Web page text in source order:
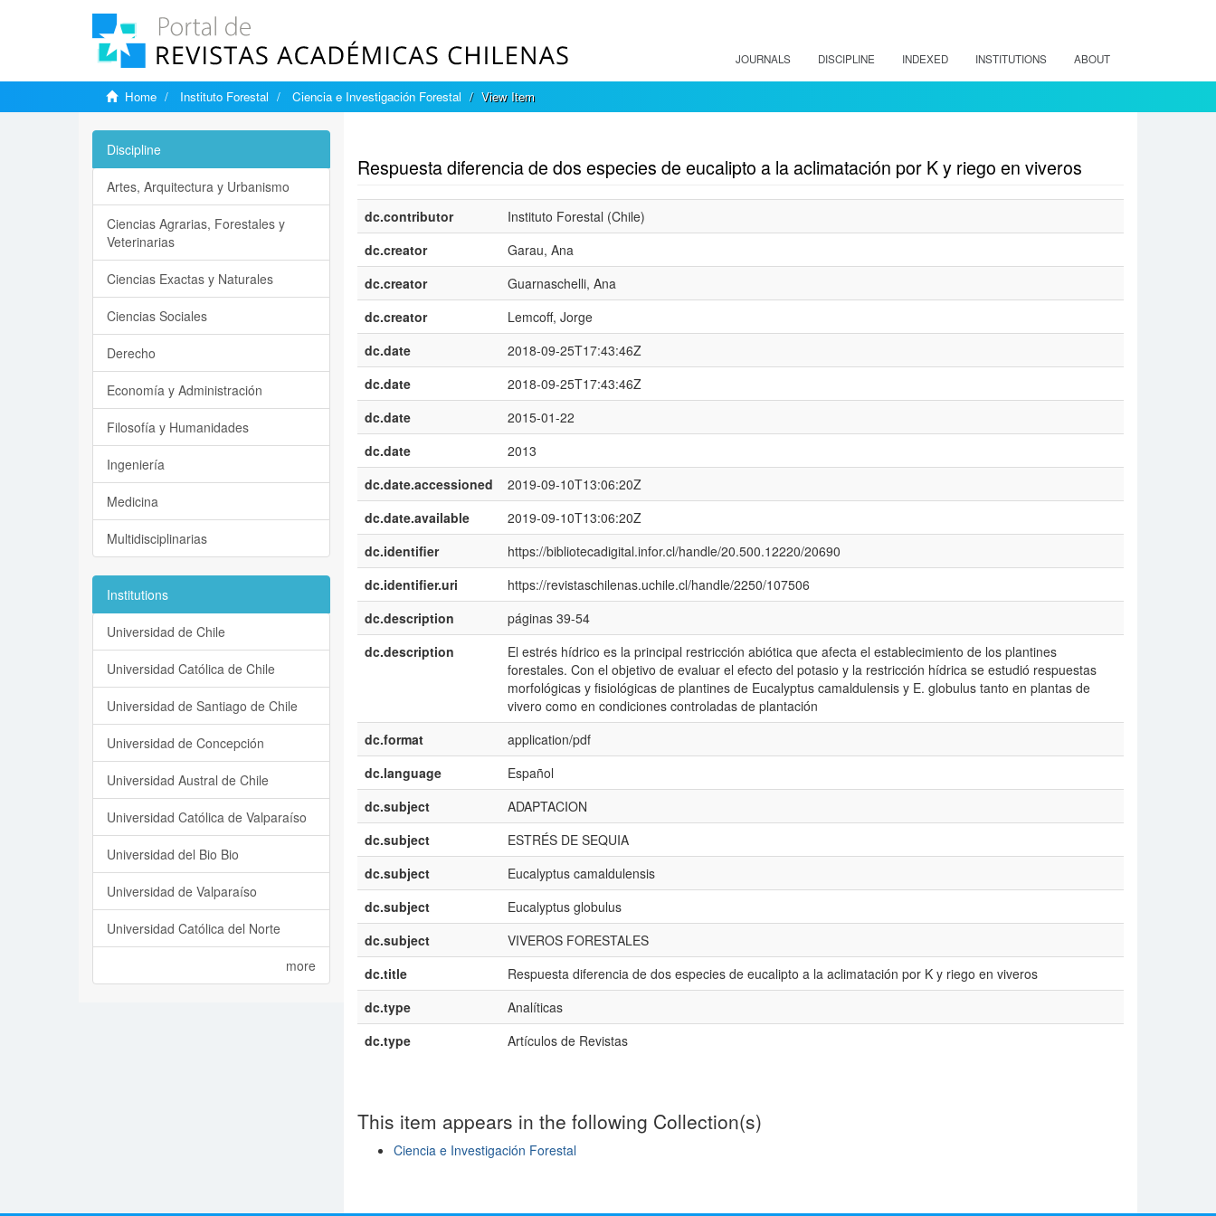
JOURNALS DISCIPLINE INDEXED INSTITUTIONS ABOUT
Home Instituto Forestal Ciencia e Investigación Forestal View Item
Respuesta diferencia de dos especies de eucalipto a la aclimatación por K y riego en viveros
dc.contributor
Instituto Forestal (Chile)
dc.creator
Garau, Ana
dc.creator
Guarnaschelli, Ana
dc.creator
Lemcoff, Jorge
dc.date
2018-09-25T17:43:46Z
dc.date
2018-09-25T17:43:46Z
dc.date
2015-01-22
dc.date
2013
dc.date.accessioned
2019-09-10T13:06:20Z
dc.date.available
2019-09-10T13:06:20Z
dc.identifier
https://bibliotecadigital.infor.cl/handle/20.500.12220/20690
dc.identifier.uri
https://revistaschilenas.uchile.cl/handle/2250/107506
dc.description
páginas 39-54
dc.description
El estrés hídrico es la principal restricción abiótica que afecta el establecimiento de los plantines
forestales. Con el objetivo de evaluar el efecto del potasio y la restricción hídrica se estudió respuestas
morfológicas y fisiológicas de plantines de Eucalyptus camaldulensis y E. globulus tanto en plantas de
vivero como en condiciones controladas de plantación
dc.format
application/pdf
dc.language
Español
dc.subject
ADAPTACION
dc.subject
ESTRÉS DE SEQUIA
dc.subject
Eucalyptus camaldulensis
dc.subject
Eucalyptus globulus
dc.subject
VIVEROS FORESTALES
dc.title
Respuesta diferencia de dos especies de eucalipto a la aclimatación por K y riego en viveros
dc.type
Analíticas
dc.type
Artículos de Revistas
This item appears in the following Collection(s)
Ciencia e Investigación Forestal
Discipline
Artes, Arquitectura y Urbanismo
Ciencias Agrarias, Forestales y
Veterinarias
Ciencias Exactas y Naturales
Ciencias Sociales
Derecho
Economía y Administración
Filosofía y Humanidades
Ingeniería
Medicina
Multidisciplinarias
Institutions
Universidad de Chile
Universidad Católica de Chile
Universidad de Santiago de Chile
Universidad de Concepción
Universidad Austral de Chile
Universidad Católica de Valparaíso
Universidad del Bio Bio
Universidad de Valparaíso
Universidad Católica del Norte
more